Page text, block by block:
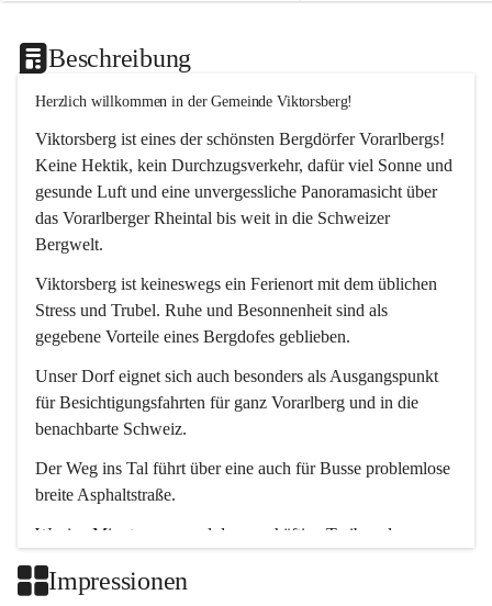
Beschreibung
Herzlich willkommen in der Gemeinde Viktorsberg!
Viktorsberg ist eines der schönsten Bergdörfer Vorarlbergs!
Keine Hektik, kein Durchzugsverkehr, dafür viel Sonne und
gesunde Luft und eine unvergessliche Panoramasicht über
das Vorarlberger Rheintal bis weit in die Schweizer
Bergwelt.
Viktorsberg ist keineswegs ein Ferienort mit dem üblichen
Stress und Trubel. Ruhe und Besonnenheit sind als
gegebene Vorteile eines Bergdofes geblieben.
Unser Dorf eignet sich auch besonders als Ausgangspunkt
für Besichtigungsfahrten für ganz Vorarlberg und in die
benachbarte Schweiz.
Der Weg ins Tal führt über eine auch für Busse problemlose
breite Asphaltstraße.
Wenige Minuten nur, und das geschäftige Treiben der
Impressionen